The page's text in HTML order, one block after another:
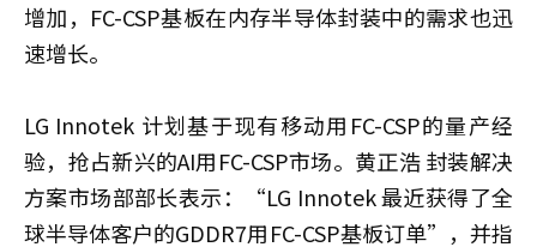
增加，FC-CSP基板在内存半导体封装中的需求也迅
速增长。
LG Innotek 计划基于现有移动用FC-CSP的量产经
验，抢占新兴的AI用FC-CSP市场。 黄正浩封装解决
方案市场部部长表示：“LG Innotek 最近获得了全
球半导体客户的GDDR7用FC-CSP基板订单”，并指